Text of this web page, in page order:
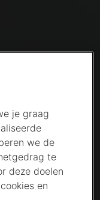
je graag
we de
te
deze doelen
en